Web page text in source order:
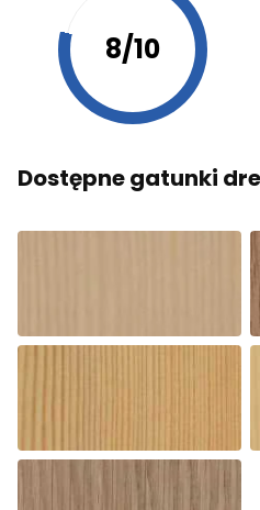
8/10
Dostępne gatunki